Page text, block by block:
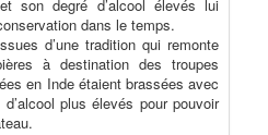
son degré d’alcool élevés lui
dans le temps.
d’une tradition qui remonte
à destination des troupes
en Inde étaient brassées avec
plus élevés pour pouvoir